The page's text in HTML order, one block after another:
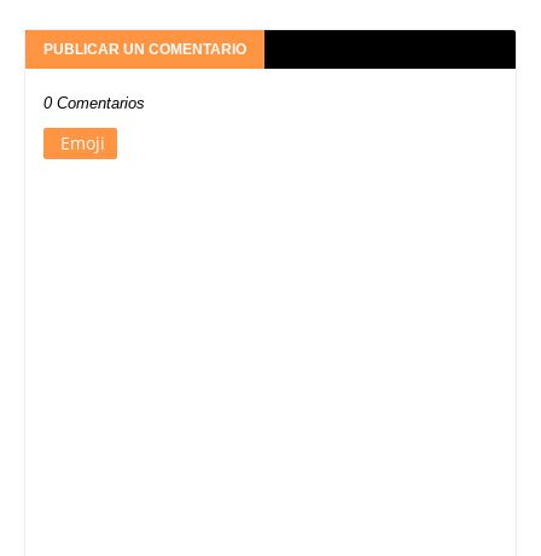
PUBLICAR UN COMENTARIO
0 Comentarios
Emoji